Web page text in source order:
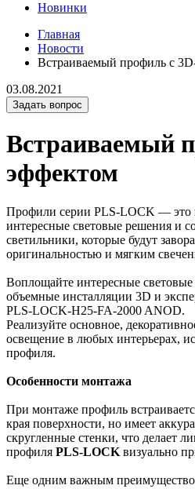
Новинки
Главная
Новости
Встраиваемый профиль с
03.08.2021
Задать вопрос
Встраиваемый
эффектом
Профили серии PLS-LOCK — это
интересные световые решения и
светильники, которые будут
оригинальностью и мягким
Воплощайте интересные световые
объемные инсталляции 3D и
PLS-LOCK-H25-FA-2000 ANOD.
Реализуйте основное,
освещение в любых интерьерах,
профиля.
Особенности монтажа
При монтаже профиль
края поверхности, но имеет
скругленные стенки, что делает
профиля PLS-LOCK визуально
Еще одним важным